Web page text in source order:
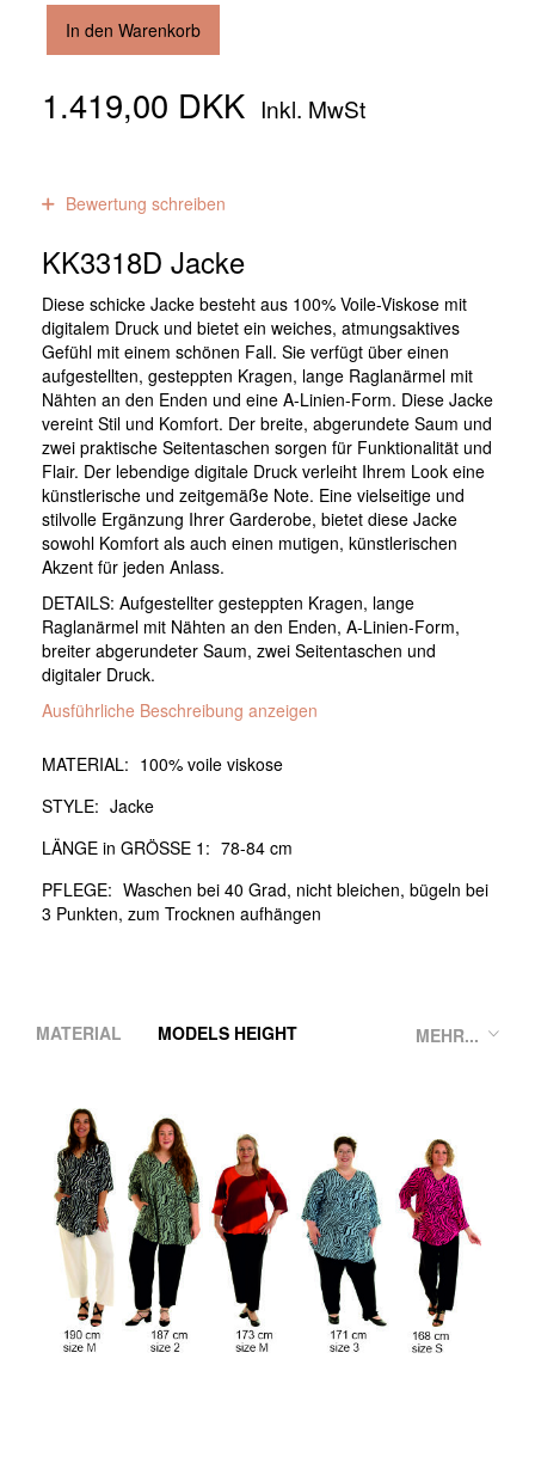
In den Warenkorb
1.419,00 DKK Inkl. MwSt
Bewertung schreiben
KK3318D Jacke
Diese schicke Jacke besteht aus 100% Voile-Viskose mit
digitalem Druck und bietet ein weiches, atmungsaktives
Gefühl mit einem schönen Fall. Sie verfügt über einen
aufgestellten, gesteppten Kragen, lange Raglanärmel mit
Nähten an den Enden und eine A-Linien-Form. Diese Jacke
vereint Stil und Komfort. Der breite, abgerundete Saum und
zwei praktische Seitentaschen sorgen für Funktionalität und
Flair. Der lebendige digitale Druck verleiht Ihrem Look eine
künstlerische und zeitgemäße Note. Eine vielseitige und
stilvolle Ergänzung Ihrer Garderobe, bietet diese Jacke
sowohl Komfort als auch einen mutigen, künstlerischen
Akzent für jeden Anlass.
DETAILS: Aufgestellter gesteppten Kragen, lange
Raglanärmel mit Nähten an den Enden, A-Linien-Form,
breiter abgerundeter Saum, zwei Seitentaschen und
digitaler Druck.
Ausführliche Beschreibung anzeigen
MATERIAL: 100% voile viskose
STYLE: Jacke
LÄNGE in GRÖSSE 1: 78-84 cm
PFLEGE: Waschen bei 40 Grad, nicht bleichen, bügeln bei
3 Punkten, zum Trocknen aufhängen
MEHR...
MATERIAL MODELS HEIGHT